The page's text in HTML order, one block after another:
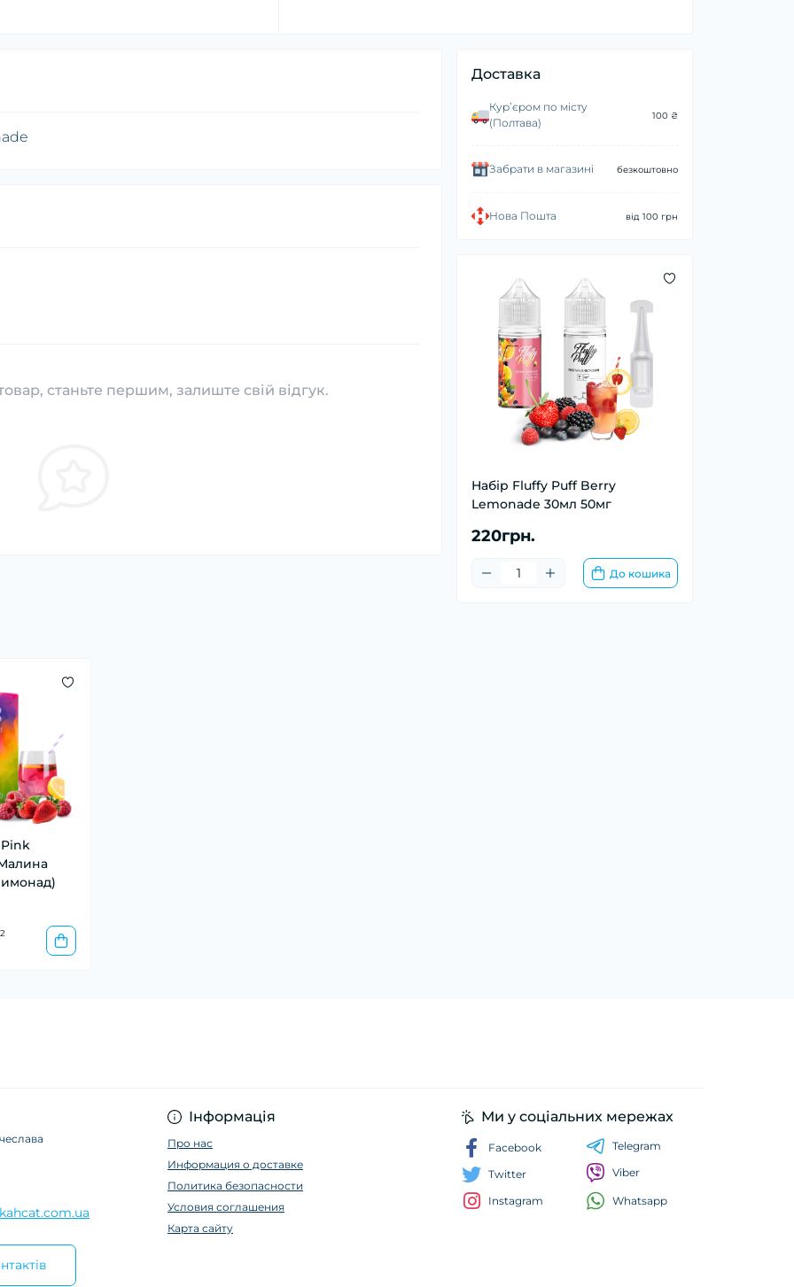
Доставка
Курʼєром по місту
(Полтава)
100 ₴
Забрати в магазині безкоштовно
Нова Пошта від 100 грн
Набір Fluffy Puff Berry
Lemonade 30мл 50мг
220грн.
До кошика
станьте першим, залиште свій відгук.
2
Інформація
Про нас
Информация о доставке
Политика безопасности
Условия соглашения
Карта сайту
Ми у соціальних мережах
Facebook
Twitter
Instagram
Telegram
Viber
Whatsapp